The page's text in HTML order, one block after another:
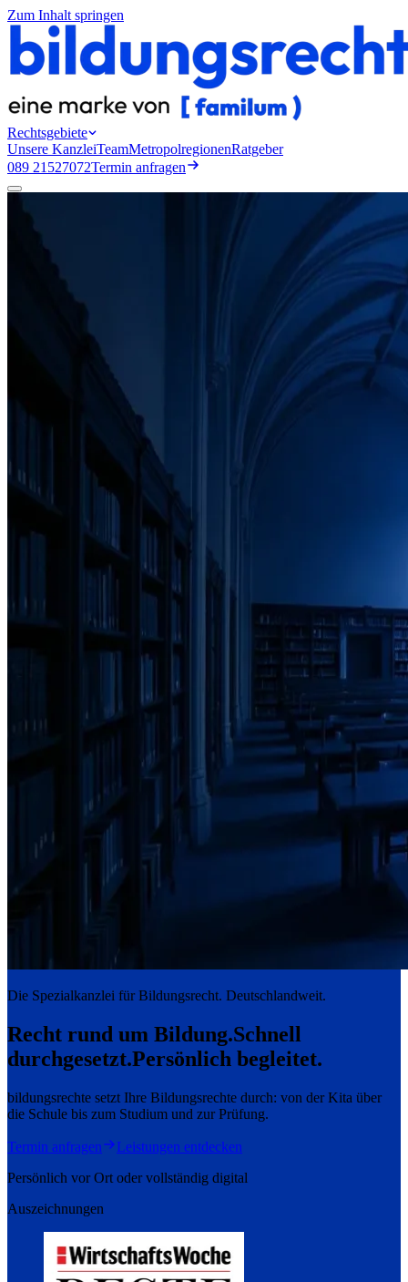
Zum Inhalt springen
Rechtsgebiete
Unsere KanzleiTeamMetropolregionenRatgeber
089 21527072Termin anfragen
Die Spezialkanzlei für Bildungsrecht. Deutschlandweit.
Recht rund um Bildung.Schnell
durchgesetzt.Persönlich begleitet.
bildungsrechte setzt Ihre Bildungsrechte durch: von der Kita über
die Schule bis zum Studium und zur Prüfung.
Termin anfragen
Leistungen entdecken
Persönlich vor Ort oder vollständig digital
Auszeichnungen